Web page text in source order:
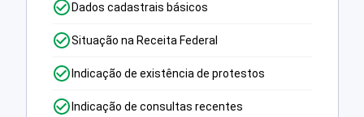
Dados cadastrais básicos
Situação na Receita Federal
Indicação de existência de protestos
Indicação de consultas recentes